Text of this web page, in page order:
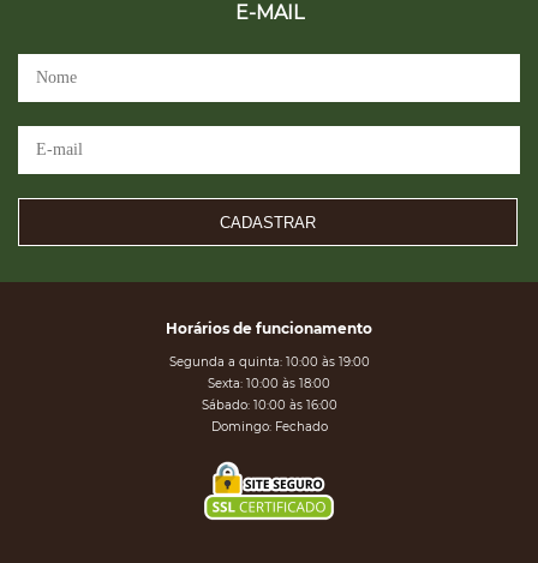
E-MAIL
CADASTRAR
Horários de funcionamento
Segunda a quinta: 10:00 às 19:00
Sexta: 10:00 às 18:00
Sábado: 10:00 às 16:00
Domingo: Fechado